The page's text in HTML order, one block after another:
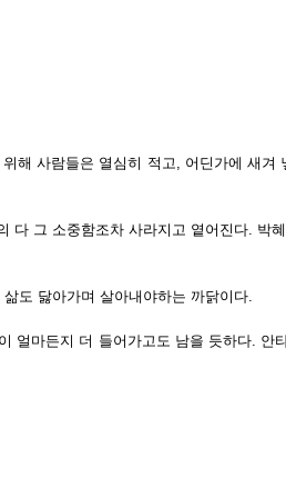
해 사람들은 열심히 적고, 어딘가에 새겨
그 소중함조차 사라지고 옅어진다. 박
도 닳아가며 살아내야하는 까닭이다.
마든지 더 들어가고도 남을 듯하다. 안